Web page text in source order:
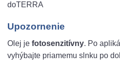
doTERRA
Upozornenie
Olej je fotosenzitívny. Po
vyhýbajte priamemu slnku po